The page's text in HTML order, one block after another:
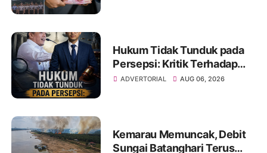
Hukum Tidak Tunduk pada
Persepsi: Kritik Terhadap
Monopoli Kebenaran oleh
ADVERTORIAL AUG 06, 2026
Kemarau Memuncak, Debit
Sungai Batanghari Terus